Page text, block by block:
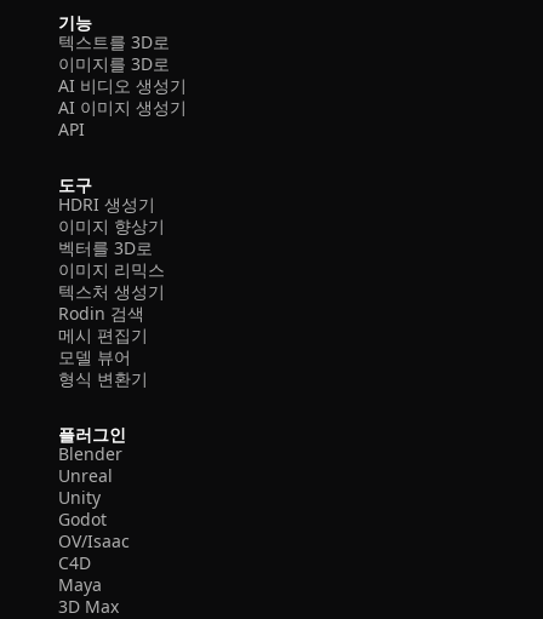
기능
텍스트를 3D로
이미지를 3D로
AI 비디오 생성기
AI 이미지 생성기
API
도구
HDRI 생성기
이미지 향상기
벡터를 3D로
이미지 리믹스
텍스처 생성기
Rodin 검색
메시 편집기
모델 뷰어
형식 변환기
플러그인
Blender
Unreal
Unity
Godot
OV/Isaac
C4D
Maya
3D Max